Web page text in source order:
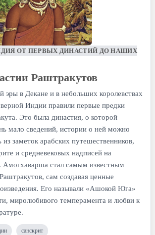
ОТ ПЕРВЫХ ДИНАСТИЙ ДО НАШИХ
Раштракутов
эры в Декане и в небольших королевствах
Индии правили первые предки
Это была династия, о которой
мало сведений, истории о ней можно
заметок арабских путешественников,
и средневековых надписей на
Амогхаварша стал самым известным
сам создавая ценные
Его называли «Ашокой Юга»
миролюбивого темперамента и любви к
санскрит